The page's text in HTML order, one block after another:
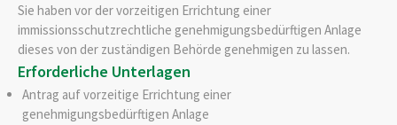
Sie haben vor der vorzeitigen Errichtung einer
immissionsschutzrechtliche genehmigungsbedürftigen Anlage
dieses von der zuständigen Behörde genehmigen zu lassen.
Erforderliche Unterlagen
Antrag auf vorzeitige Errichtung einer
genehmigungsbedürftigen Anlage